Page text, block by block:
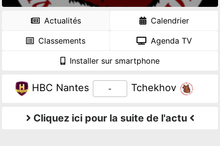
Actualités Calendrier
Classements Agenda TV
Installer sur smartphone
HBC Nantes - Tchekhov
Cliquez ici pour la suite de l'actu